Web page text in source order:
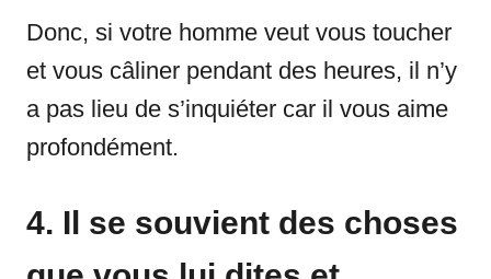
Donc, si votre homme veut vous toucher
et vous câliner pendant des heures, il n’y
a pas lieu de s’inquiéter car il vous aime
profondément.
4. Il se souvient des choses